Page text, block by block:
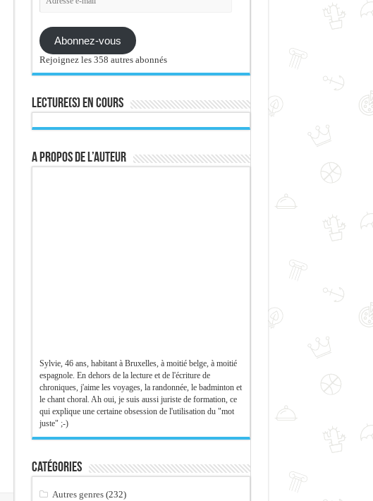
Abonnez-vous
Rejoignez les 358 autres abonnés
Lecture(s) en cours
A propos de l’auteur
Sylvie, 46 ans, habitant à Bruxelles, à moitié belge, à moitié
espagnole. En dehors de la lecture et de l'écriture de
chroniques, j'aime les voyages, la randonnée, le badminton et
le chant choral. Ah oui, je suis aussi juriste de formation, ce
qui explique une certaine obsession de l'utilisation du "mot
juste" ;-)
Catégories
Autres genres (232)